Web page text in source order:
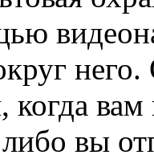
вы